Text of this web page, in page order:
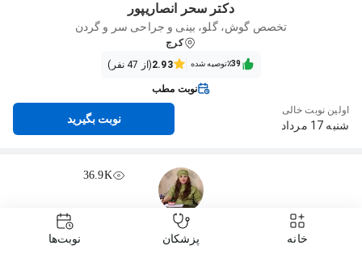
دکتر سحر انصاریپور
تخصص گوش، گلو، بینی و جراحی سر و گردن
کرج
٪39‌‌‌توصیه شده 2.93(از 47 نفر)
نوبت مطب
اولین نوبت خالی
شنبه 17 مرداد نوبت بگیرید
36.9K
دکتر سارا پذیرا
تخصص گوش، گلو، بینی و جراحی سر و گردن خانه پزشکان نوبت‌ها